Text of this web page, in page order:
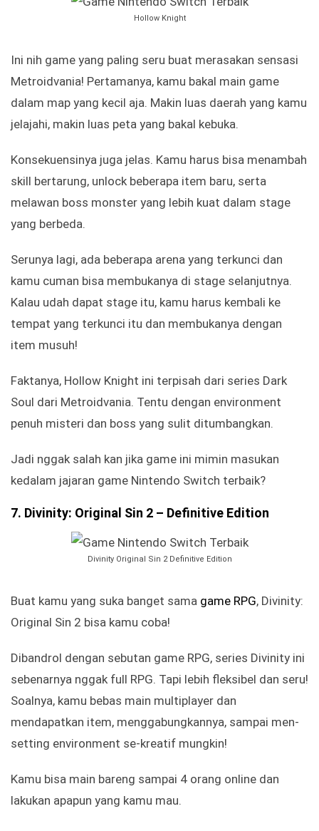
Hollow Knight
Ini nih game yang paling seru buat merasakan sensasi
Metroidvania! Pertamanya, kamu bakal main game
dalam map yang kecil aja. Makin luas daerah yang kamu
jelajahi, makin luas peta yang bakal kebuka.
Konsekuensinya juga jelas. Kamu harus bisa menambah
skill bertarung, unlock beberapa item baru, serta
melawan boss monster yang lebih kuat dalam stage
yang berbeda.
Serunya lagi, ada beberapa arena yang terkunci dan
kamu cuman bisa membukanya di stage selanjutnya.
Kalau udah dapat stage itu, kamu harus kembali ke
tempat yang terkunci itu dan membukanya dengan
item musuh!
Faktanya, Hollow Knight ini terpisah dari series Dark
Soul dari Metroidvania. Tentu dengan environment
penuh misteri dan boss yang sulit ditumbangkan.
Jadi nggak salah kan jika game ini mimin masukan
kedalam jajaran game Nintendo Switch terbaik?
7. Divinity: Original Sin 2 – Definitive Edition
Divinity Original Sin 2 Definitive Edition
Buat kamu yang suka banget sama game RPG, Divinity:
Original Sin 2 bisa kamu coba!
Dibandrol dengan sebutan game RPG, series Divinity ini
sebenarnya nggak full RPG. Tapi lebih fleksibel dan seru!
Soalnya, kamu bebas main multiplayer dan
mendapatkan item, menggabungkannya, sampai men-
setting environment se-kreatif mungkin!
Kamu bisa main bareng sampai 4 orang online dan
lakukan apapun yang kamu mau.